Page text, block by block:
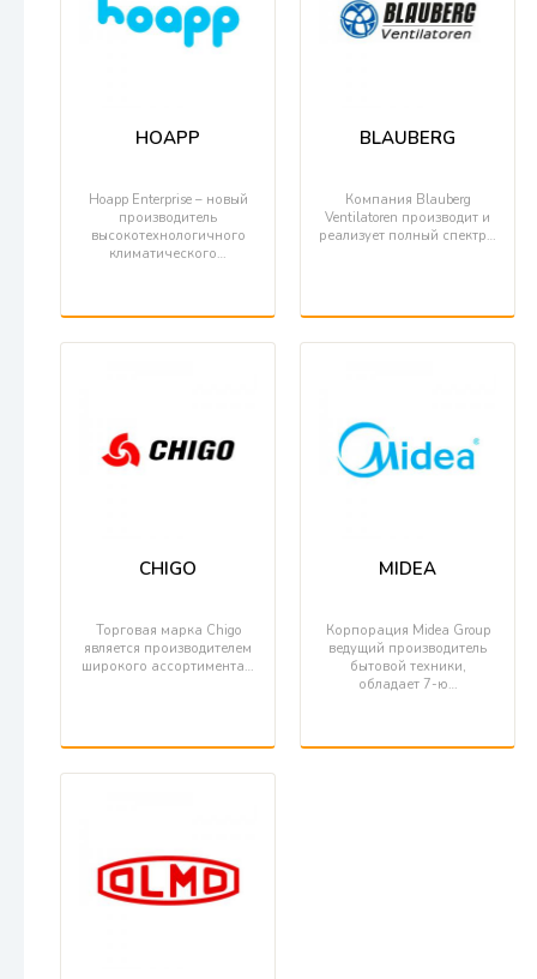
HOAPP
Hoapp Enterprise – новый
производитель
высокотехнологичного
климатического…
BLAUBERG
Компания Blauberg
Ventilatoren производит и
реализует полный спектр…
CHIGO
Торговая марка Chigo
является производителем
широкого ассортимента…
MIDEA
Корпорация Midea Group
ведущий производитель
бытовой техники,
обладает 7-ю…